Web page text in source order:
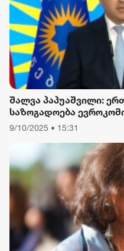
შალვა პაპუაშვილი:
საზოგადოება
მოელის, არის ბოდიში
9/10/2025 • 15:31